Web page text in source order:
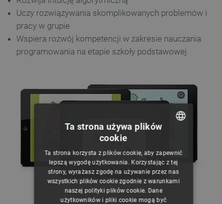
Uczy rozwiązywania skomplikowanych problemów i
pracy w grupie
Wspiera rozwój kompetencji w zakresie nauczania
programowania na etapie szkoły podstawowej
CZECH
ENGLISH
GERMAN
Ta strona używa plików
cookie
Ta strona korzysta z plików cookie, aby zapewnić
lepszą wygodę użytkowania. Korzystając z tej
strony, wyrażasz zgodę na używanie przez nas
wszystkich plików cookie zgodnie z warunkami
naszej polityki plików cookie. Dane
użytkowników i pliki cookie mogą być